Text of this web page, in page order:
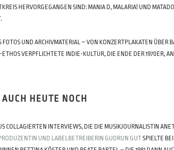
HERVORGEGANGEN SIND: MANIA D, MALARIA! UND
FOTOS UND ARCHIVMATERIAL – VON KONZERTPLAKATEN
VERPFLICHTETE INDIE-KULTUR, DIE ENDE DER 1970ER,
HEUTE NOCH
COLLAGIERTEN INTERVIEWS, DIE DIE MUSIKJOURNALISTIN
UND LABELBETREIBERIN GUDRUN GUTSPIELTE